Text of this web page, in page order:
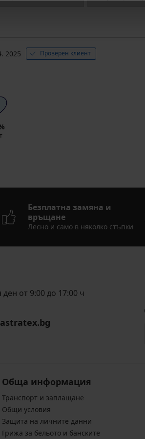
2025 Проверен клиент
Безплатна замяна и
връщане
Лесно и само в няколко стъпки
от 9:00 до 17:00 ч
Обща информация
Транспорт и заплащане
Общи условия
Защита на личните данни
Грижа за бельото и банските